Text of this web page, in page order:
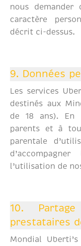
nous demander
caractère
décrit ci-dessus.
9. Données
Les services
destinés aux
de 18 ans). En
parents et à
parentale
l’utilisation de
10.
prestataires
Mondial